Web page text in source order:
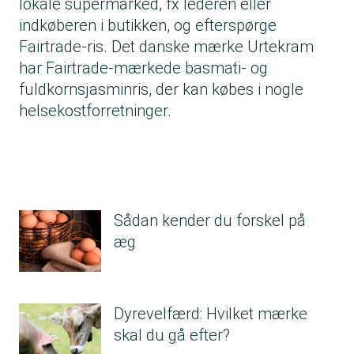
lokale supermarked, fx lederen eller
indkøberen i butikken, og efterspørge
Fairtrade-ris. Det danske mærke Urtekram
har Fairtrade-mærkede basmati- og
fuldkornsjasminris, der kan købes i nogle
helsekostforretninger.
Sådan kender du forskel på
æg
Dyrevelfærd: Hvilket mærke
skal du gå efter?